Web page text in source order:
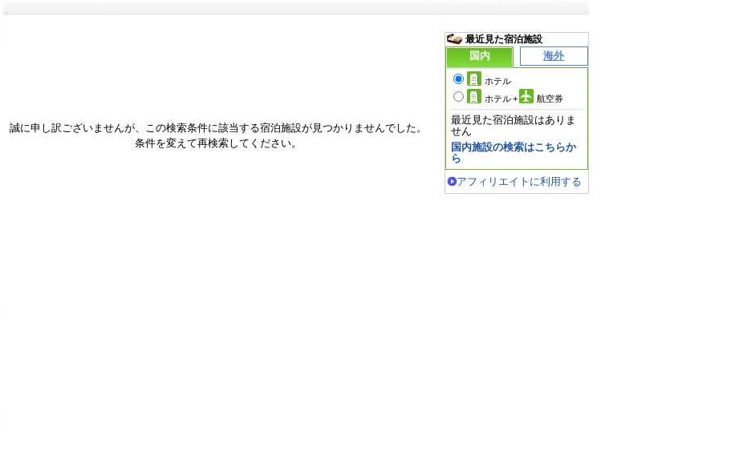
誠に申し訳ございませんが、この検索条件に該当する宿泊施設が見つかりませんでした。
条件を変えて再検索してください。
最近見た宿泊施設
国内
海外
ホテル
ホテル+ 航空券
最近見た宿泊施設はありま
せん
国内施設の検索はこちらか
ら
アフィリエイトに利用する